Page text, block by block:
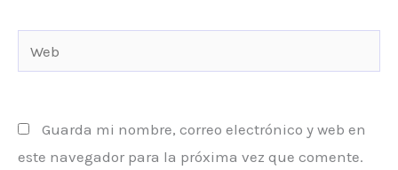
Guarda mi nombre, correo electrónico y web en
este navegador para la próxima vez que comente.